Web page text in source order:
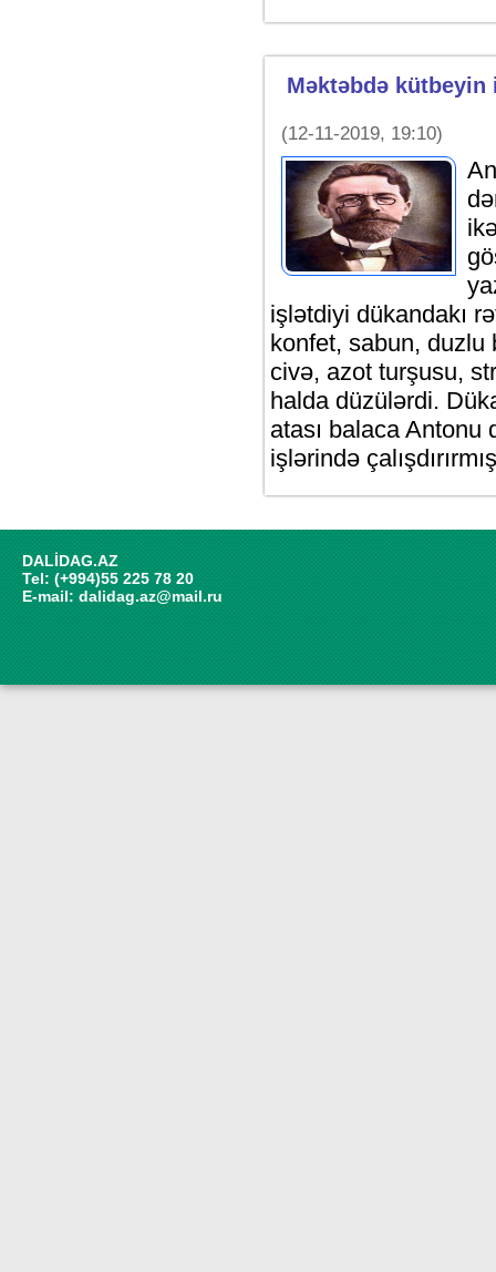
Məktəbdə
(12-11-2019, 19:10)
işlətdiyi dükandakı
konfet, sabun, duzlu
civə, azot turşusu,
halda düzülərdi.
atası balaca
işlərində
DALİDAG.AZ
Tel: (+994)55 225 78 20
E-mail: dalidag.az@mail.ru